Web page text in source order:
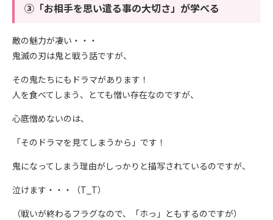
③「お相手を思い遣る事の大切さ」が学べる
敵の魅力が凄い・・・
鬼滅の刃は鬼と戦う話ですが、
その鬼たちにもドラマがあります！
人を食べてしまう、とても憎い存在なのですが、
心底憎めないのは、
「そのドラマを見てしまうから」です！
鬼になってしまう理由がしっかりと描写されているのですが、
泣けます・・・（T_T）
（戦いが終わるフラグなので、「ホっ」ともするのですが）